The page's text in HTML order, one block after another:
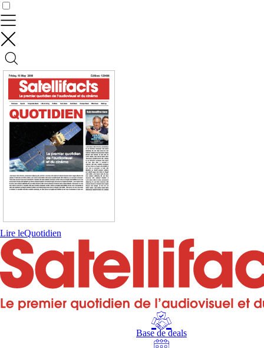
Lire leQuotidien
Base de deals
Contrôler vos données